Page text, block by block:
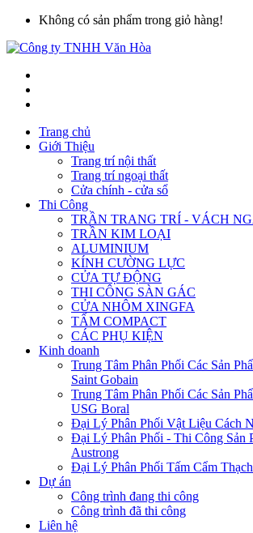
Không có sản phẩm trong giỏ hàng!
Trang chủ
Giới Thiệu
Trang trí nội thất
Trang trí ngoại thất
Cửa chính - cửa sổ
Thi Công
TRẦN TRANG TRÍ - VÁCH
TRẦN KIM LOẠI
ALUMINIUM
KÍNH CƯỜNG LỰC
CỬA TỰ ĐỘNG
THI CÔNG SÀN GÁC
CỬA NHÔM XINGFA
TẤM COMPACT
CÁC PHỤ KIỆN
Kinh doanh
Trung Tâm Phân Phối Các Sản
Saint Gobain
Trung Tâm Phân Phối Các Sản
USG Boral
Đại Lý Phân Phối Vật Liệu Cách
Đại Lý Phân Phối - Thi Công Sản
Austrong
Đại Lý Phân Phối Tấm Cẩm
Dự án
Công trình đang thi công
Công trình đã thi công
Liên hệ